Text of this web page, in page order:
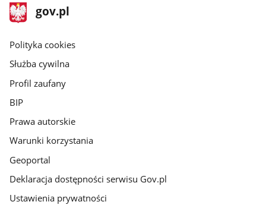
stopka
gov.pl
Strona
gov.pl
gov.pl
Polityka cookies
Służba cywilna
Profil zaufany
BIP
Prawa autorskie
Warunki korzystania
Geoportal
Deklaracja dostępności serwisu Gov.pl
Ustawienia prywatności